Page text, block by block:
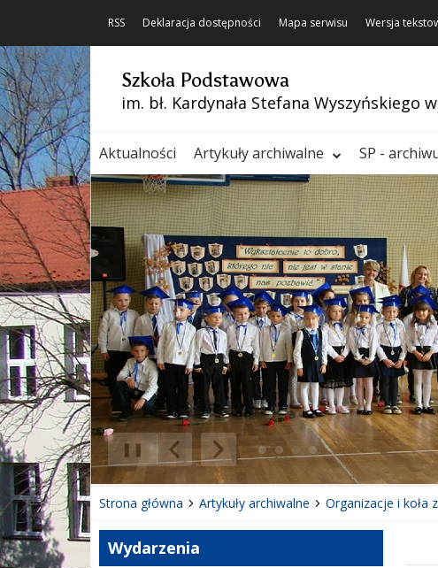
RSS Deklaracja dostępności Mapa serwisu Wersja
Szkoła Podstawowa
im. bł. Kardynała Stefana Wyszyńskiego
Aktualności Artykuły archiwalne SP -
Poprzedni Element
Następny Element
❚❚
Strona główna Artykuły archiwalne Organizacje i koła
Wydarzenia